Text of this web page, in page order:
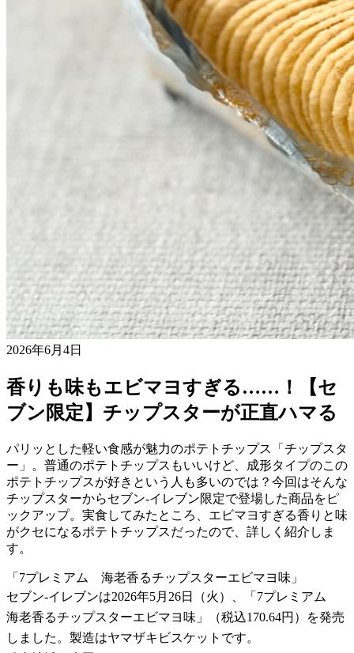
2026年6月4日
香りも味もエビマヨすぎる……！【セ
ブン限定】チップスターが正直ハマる
パリッとした軽い食感が魅力のポテトチップス「チップスタ
ー」。普通のポテトチップスもいいけど、成形タイプのこの
ポテトチップスが好きという人も多いのでは？今回はそんな
チップスターからセブン-イレブン限定で登場した商品をピ
ックアップ。実食してみたところ、エビマヨすぎる香りと味
がクセになるポテトチップスだったので、詳しく紹介しま
す。
「7プレミアム 海老香るチップスターエビマヨ味」
セブン-イレブンは2026年5月26日（火）、「7プレミアム
海老香るチップスターエビマヨ味」（税込170.64円）を発売
しました。製造はヤマザキビスケットです。